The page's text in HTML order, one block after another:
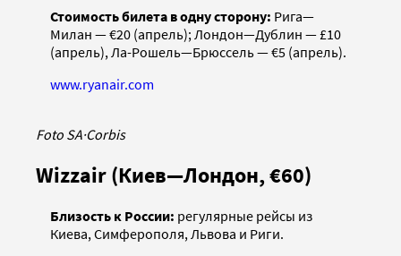
Стоимость билета в одну сторону: Рига—
Милан — €20 (апрель); Лондон—Дублин — £10
(апрель), Ла-Рошель—Брюссель — €5 (апрель).
www.ryanair.com
Foto SA·Corbis
Wizzair (Киев—Лондон, €60)
Близость к России: регулярные рейсы из
Киева, Симферополя, Львова и Риги.